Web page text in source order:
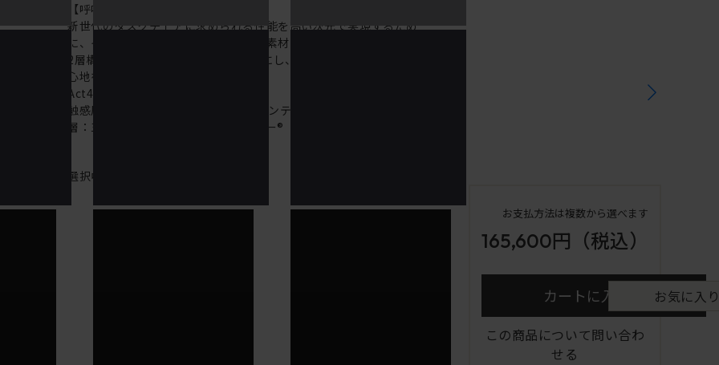
【呼吸する座面：レスピテック】
新世代のタスクチェアに求められる性能を高い次元で実現するため
に、イトーキが新たに開発した高機能素材「レスピテック」。
2層構造により“呼吸する座面”を可能にし、ずっと続く、快適な座り
心地を実現しました。
Act40では下記素材を採用しています。
触感層：Fibre cushion VL（帝人フロンティア（株）） クッション
層：三次元網状繊維構造体ブレスエアー®（東洋紡エムシー（株））
選択中の商品情報
お支払方法は複数から選べます
165,600円 （税込）
カートに入れる お気に入
この商品について問い合わ
せる